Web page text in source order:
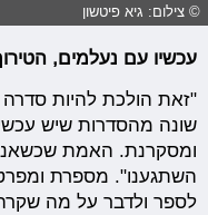
© צילום: גיא פיטשון
עכשיו עם נעלמים,
"זאת הולכת להיות
שונה מהסדרות שיש
ומסקרנת. האמת
השתגענו". מספרת
לספר ולדבר על מה